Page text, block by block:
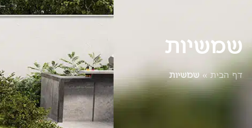
שמשיות
דף הבית» שמשיות